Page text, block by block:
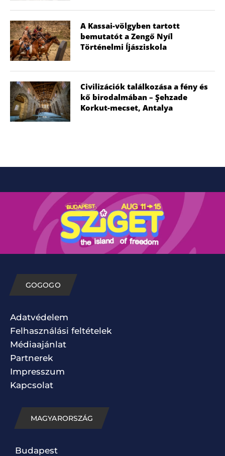
A Kassai-völgyben tartott
bemutatót a Zengő Nyíl
Történelmi Íjásziskola
Civilizációk találkozása a fény és
kő birodalmában – Şehzade
Korkut-mecset, Antalya
GOGOGO
Adatvédelem
Felhasználási feltételek
Médiaajánlat
Partnerek
Impresszum
Kapcsolat
MAGYARORSZÁG
Budapest